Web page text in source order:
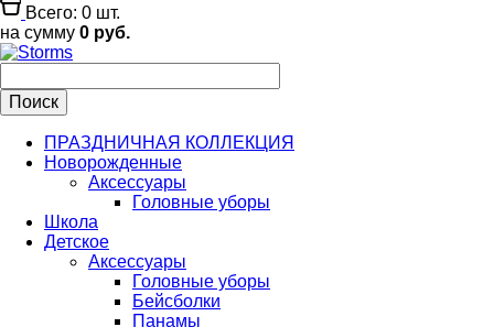
Всего: 0 шт.
на сумму 0 руб.
ПРАЗДНИЧНАЯ КОЛЛЕКЦИЯ
Новорожденные
Аксессуары
Головные уборы
Школа
Детское
Аксессуары
Головные уборы
Бейсболки
Панамы